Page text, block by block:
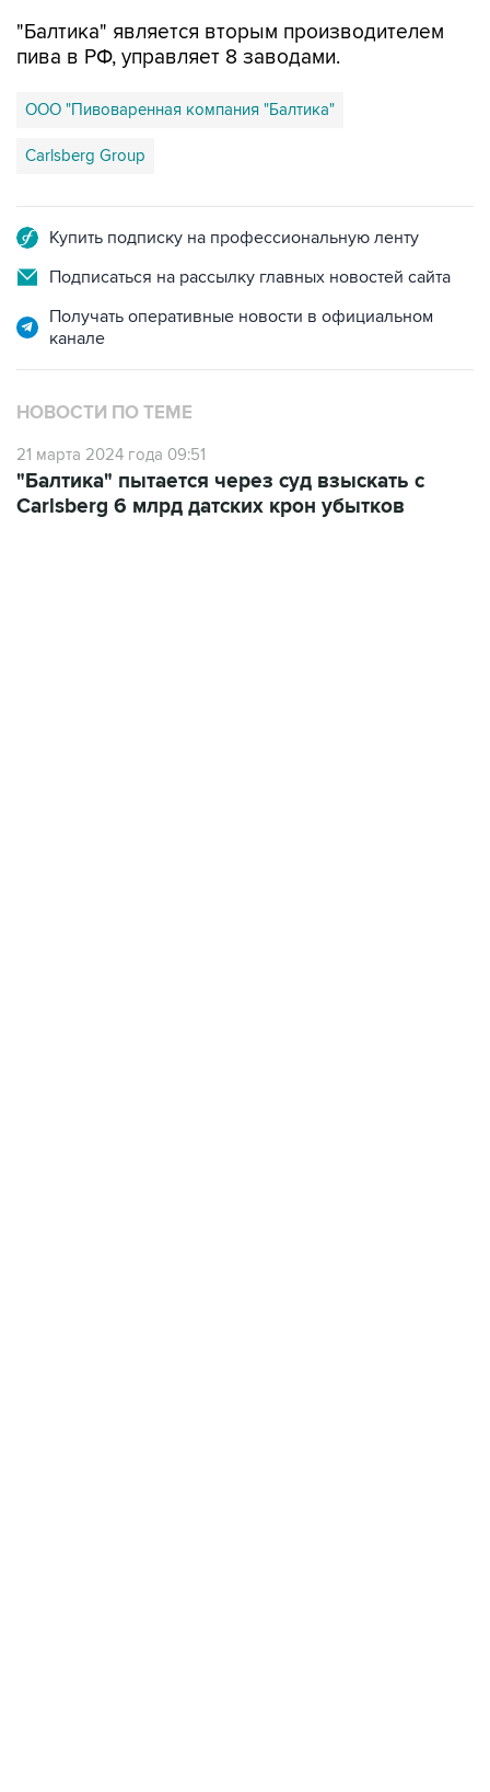
"Балтика" является вторым производителем
пива в РФ, управляет 8 заводами.
ООО "Пивоваренная компания "Балтика"
Carlsberg Group
Купить подписку на профессиональную ленту
Подписаться на рассылку главных новостей сайта
Получать оперативные новости в официальном
канале
НОВОСТИ ПО ТЕМЕ
21 марта 2024 года 09:51
"Балтика" пытается через суд взыскать с
Carlsberg 6 млрд датских крон убытков